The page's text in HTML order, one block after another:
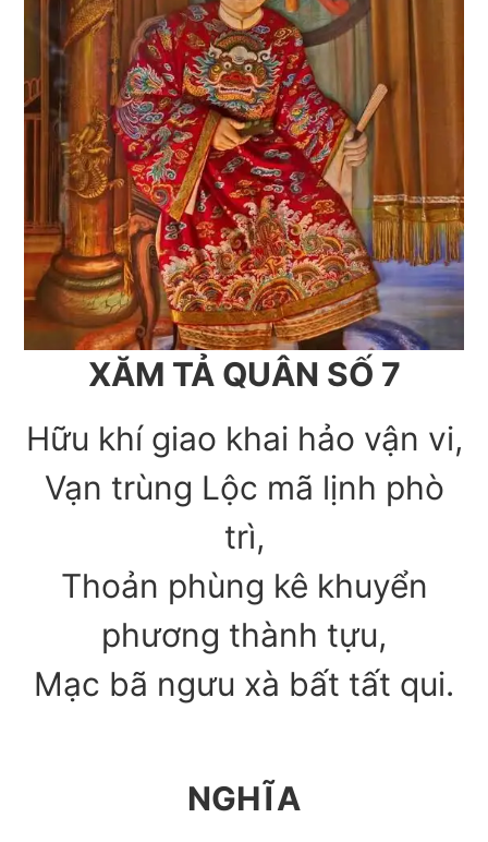
XĂM TẢ QUÂN SỐ 7
Hữu khí giao khai hảo vận vi,
Vạn trùng Lộc mã lịnh phò
trì,
Thoản phùng kê khuyển
phương thành tựu,
Mạc bã ngưu xà bất tất qui.
NGHĨA